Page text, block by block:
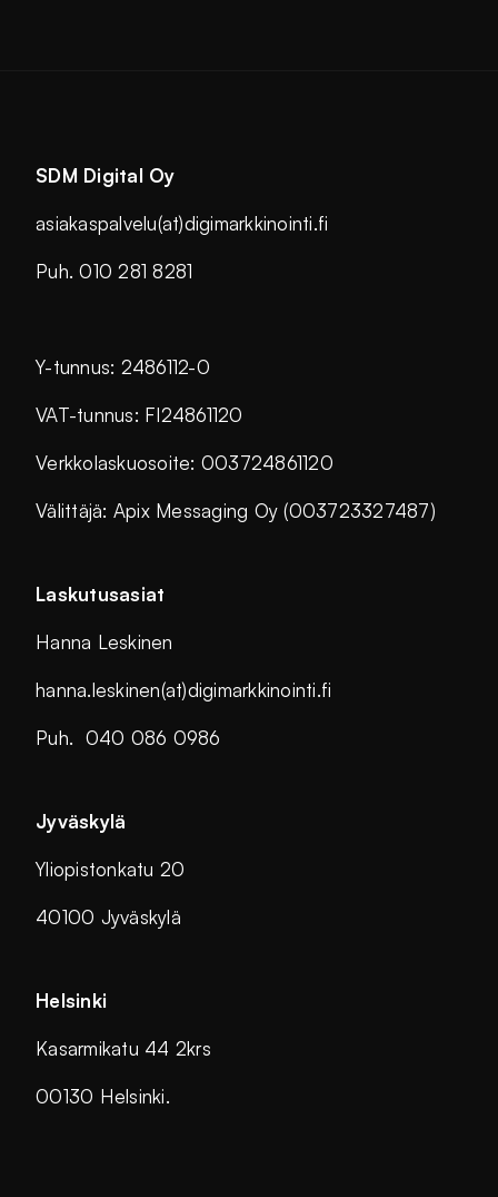
SDM Digital Oy
asiakaspalvelu(at)digimarkkinointi.fi
Puh. 010 281 8281
Y-tunnus: 2486112-0
VAT-tunnus: FI24861120
Verkkolaskuosoite: 003724861120
Välittäjä: Apix Messaging Oy (003723327487)
Laskutusasiat
Hanna Leskinen
hanna.leskinen(at)digimarkkinointi.fi
Puh. 040 086 0986
Jyväskylä
Yliopistonkatu 20
40100 Jyväskylä
Helsinki
Kasarmikatu 44 2krs
00130 Helsinki.